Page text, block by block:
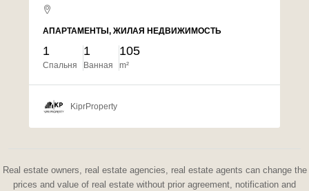
АПАРТАМЕНТЫ, ЖИЛАЯ НЕДВИЖИМОСТЬ
1
Спальня
1
Ванная
105
m²
KiprProperty
Real estate owners, real estate agencies, real estate agents can change the
prices and value of real estate without prior agreement, notification and